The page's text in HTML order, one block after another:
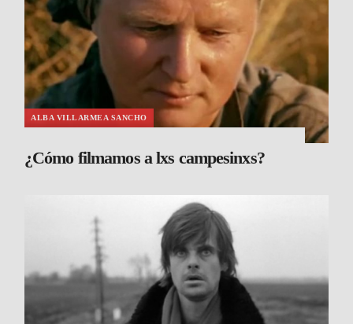
ALBA VILLARMEA SANCHO
¿Cómo filmamos a lxs campesinxs?